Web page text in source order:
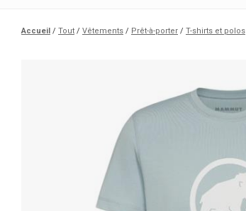
Accueil Tout Vêtements Prêt-à-porter T-shirts et polos